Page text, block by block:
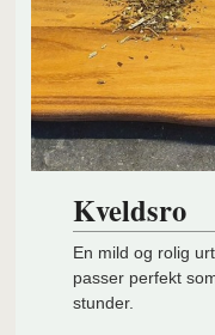
Kveldsro
En mild og rolig
passer perfekt
stunder.